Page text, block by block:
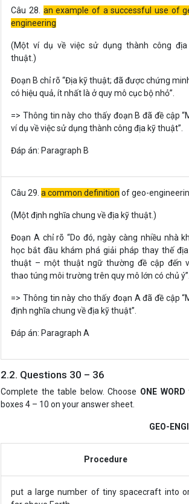
Câu 28. an example of a successful use of
engineering
(Một ví dụ về việc sử dụng thành công
thuật.)
Đoạn B chỉ rõ “Địa kỹ thuật; đã được chứng
có hiệu quả, ít nhất là ở quy mô cục bộ nhỏ”.
=> Thông tin này cho thấy đoạn B đã đề cập
ví dụ về việc sử dụng thành công địa kỹ thuật”.
Đáp án: Paragraph B
Câu 29.a common definition of geo-
(Một định nghĩa chung về địa kỹ thuật.)
Đoạn A chỉ rõ “Do đó, ngày càng nhiều nhà
học bắt đầu khám phá giải pháp thay thế
thuật – một thuật ngữ thường đề cập đến
thao túng môi trường trên quy mô lớn có chủ ý”.
=> Thông tin này cho thấy đoạn A đã đề cập
định nghĩa chung về địa kỹ thuật”.
Đáp án: Paragraph A
2.2. Questions 30 – 36
Complete the table below. Choose ONE WORD
boxes 4 – 10 on your answer sheet.
GEO-
Procedure
put a large number of tiny spacecraft into